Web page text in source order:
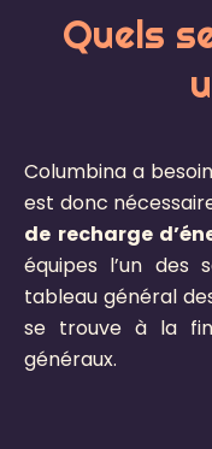
Quels
Columbina a besoin
est donc
de recharge
équipes l’un des
tableau général
se trouve à la
généraux.